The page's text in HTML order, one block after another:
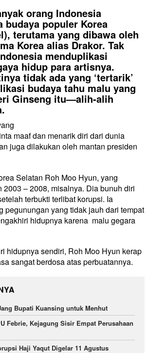
orang Indonesia
budaya populer Korea
terutama yang dibawa oleh
Korea alias Drakor. Tak
menduplikasi
hidup para artisnya.
tidak ada yang ‘tertarik’
budaya tahu malu yang
Ginseng itu—alih-alih
maaf dan menarik diri dari dunia
juga dilakukan oleh mantan presiden
Selatan Roh Moo Hyun, yang
2003 – 2008, misalnya. Dia bunuh diri
terbukti terlibat korupsi. Ia
pegunungan yang tidak jauh dari tempat
hidupnya karena malu gegara
hidupnya sendiri, Roh Moo Hyun kerap
sangat berdosa atas perbuatannya.
Bupati Kuansing untuk Menhut
Febrie, Kejagung Sisir Empat Perusahaan
Haji Yaqut Digelar 11 Agustus